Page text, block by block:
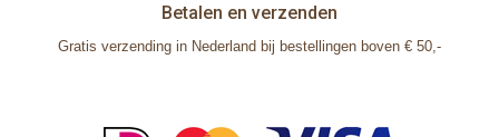
Betalen en verzenden
Gratis verzending in Nederland bij bestellingen boven € 50,-